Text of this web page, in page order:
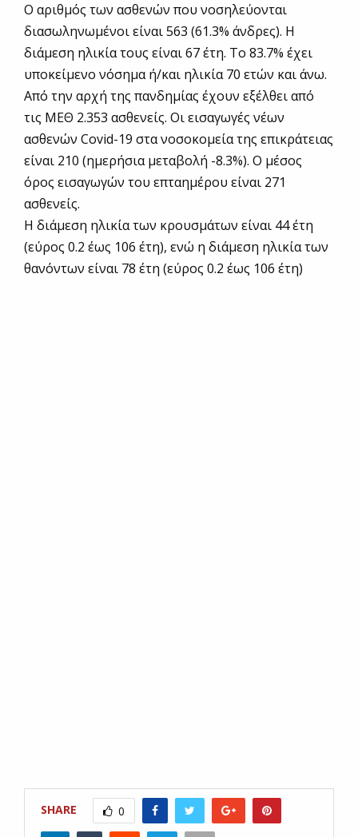
Ο αριθμός των ασθενών που νοσηλεύονται
διασωληνωμένοι είναι 563 (61.3% άνδρες). Η
διάμεση ηλικία τους είναι 67 έτη. To 83.7% έχει
υποκείμενο νόσημα ή/και ηλικία 70 ετών και άνω.
Από την αρχή της πανδημίας έχουν εξέλθει από
τις ΜΕΘ 2.353 ασθενείς. Οι εισαγωγές νέων
ασθενών Covid-19 στα νοσοκομεία της επικράτειας
είναι 210 (ημερήσια μεταβολή -8.3%). Ο μέσος
όρος εισαγωγών του επταημέρου είναι 271
ασθενείς.
Η διάμεση ηλικία των κρουσμάτων είναι 44 έτη
(εύρος 0.2 έως 106 έτη), ενώ η διάμεση ηλικία των
θανόντων είναι 78 έτη (εύρος 0.2 έως 106 έτη)
SHARE 0